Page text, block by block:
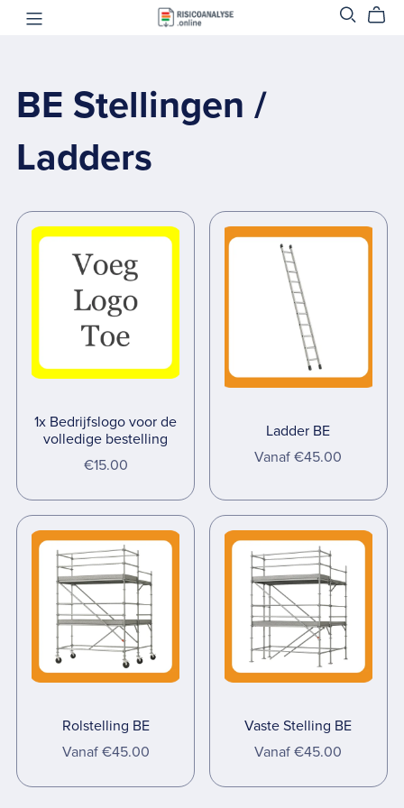
BE Stellingen /
Ladders
1x Bedrijfslogo voor de
volledige bestelling
€15.00
Ladder BE
Vanaf €45.00
Rolstelling BE
Vanaf €45.00
Vaste Stelling BE
Vanaf €45.00